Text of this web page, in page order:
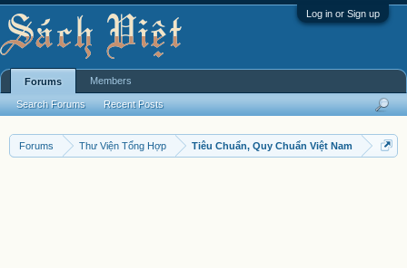
Log in or Sign up
Forums Thư Viện Tổng Hợp Tiêu Chuẩn, Quy Chuẩn Việt Nam
Forums
Search Forums Recent Posts
Members